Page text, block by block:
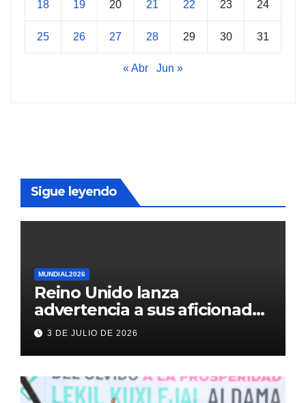
18 19 20 21 22 23 24
25 26 27 28 29 30 31
« Abr Jun »
Sigue leyendo
MUNDIAL2026
Reino Unido lanza
advertencia a sus aficionados
antes del México vs
Inglaterra en el Mundial 2026
3 DE JULIO DE 2026